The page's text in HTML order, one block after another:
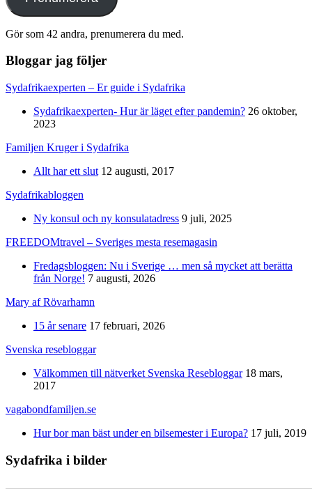
Gör som 42 andra, prenumerera du med.
Bloggar jag följer
Sydafrikaexperten – Er guide i Sydafrika
Sydafrikaexperten- Hur är läget efter pandemin? 26 oktober,
2023
Familjen Kruger i Sydafrika
Allt har ett slut 12 augusti, 2017
Sydafrikabloggen
Ny konsul och ny konsulatadress 9 juli, 2025
FREEDOMtravel – Sveriges mesta resemagasin
Fredagsbloggen: Nu i Sverige … men så mycket att berätta
från Norge! 7 augusti, 2026
Mary af Rövarhamn
15 år senare 17 februari, 2026
Svenska resebloggar
Välkommen till nätverket Svenska Resebloggar 18 mars,
2017
vagabondfamiljen.se
Hur bor man bäst under en bilsemester i Europa? 17 juli, 2019
Sydafrika i bilder